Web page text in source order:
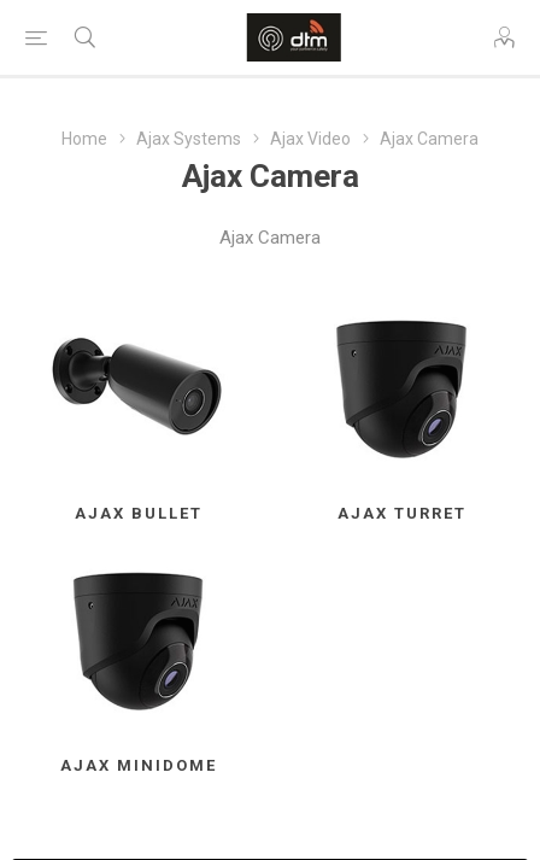
Home Ajax Systems Ajax Video Ajax Camera
Ajax Camera
Ajax Camera
AJAX BULLET AJAX TURRET
AJAX MINIDOME